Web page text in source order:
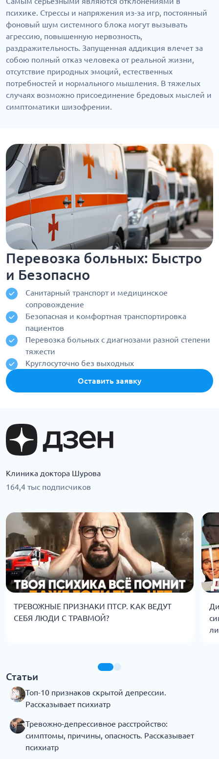
психике. Стрессы и напряжения из-за игр, постоянный
фоновый шум системного блока могут вызывать
агрессию, повышенную нервозность,
раздражительность. Запущенная аддикция влечет за
собою полный отказ человека от реальной жизни,
отсутствие природных эмоций, естественных
потребностей и нормального мышления. В тяжелых
случаях возможно присоединение бредовых мыслей и
симптоматики шизофрении.
Перевозка больных: Быстро
и Безопасно
Санитарный транспорт и медицинское
сопровождение
Безопасная и комфортная транспортировка
пациентов
Перевозка больных с диагнозами разной степени
тяжести
Круглосуточно без выходных
Оставить заявку
Клиника доктора Шурова
164,4 тыс подписчиков
ТРЕВОЖНЫЕ ПРИЗНАКИ ПТСР. КАК ВЕДУТ
СЕБЯ ЛЮДИ С ТРАВМОЙ?
Статьи
Топ-10 признаков скрытой депрессии.
Рассказывает психиатр
Тревожно-депрессивное расстройство:
симптомы, причины, опасность. Рассказывает
психиатр